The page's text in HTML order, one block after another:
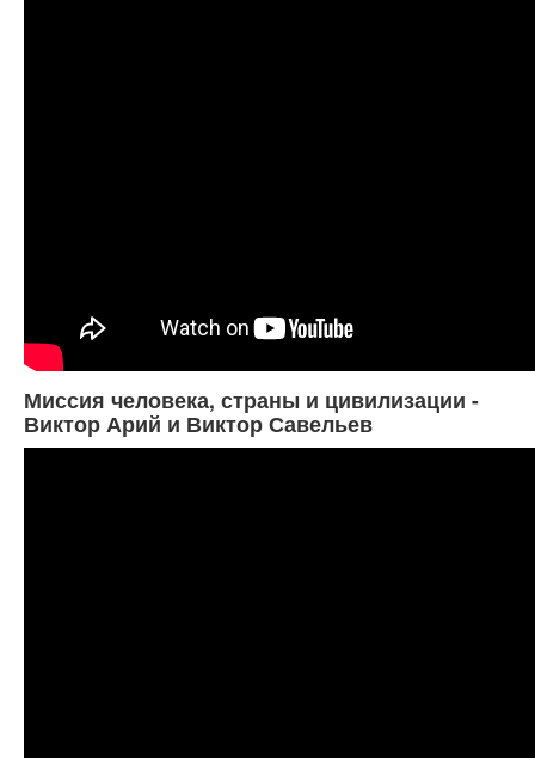
Миссия человека, страны и цивилизации -
Виктор Арий и Виктор Савельев